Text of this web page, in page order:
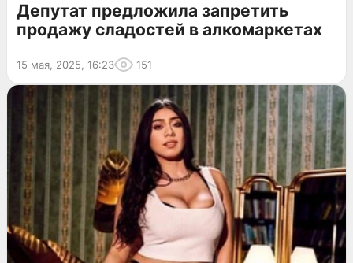
Депутат предложила запретить
продажу сладостей в алкомаркетах
15 мая, 2025, 16:23 151